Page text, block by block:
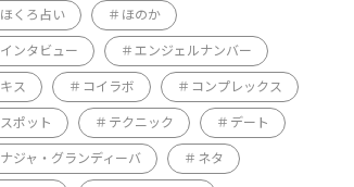
ほくろ占い ほのか
インタビュー エンジェルナンバー
キス コイラボ コンプレックス
スポット テクニック デート
ナジャ・グランディーバ ネタ